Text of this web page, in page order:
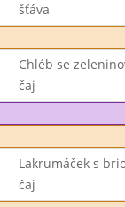
šťáva
Chléb se
čaj
Lakrumáček s
čaj